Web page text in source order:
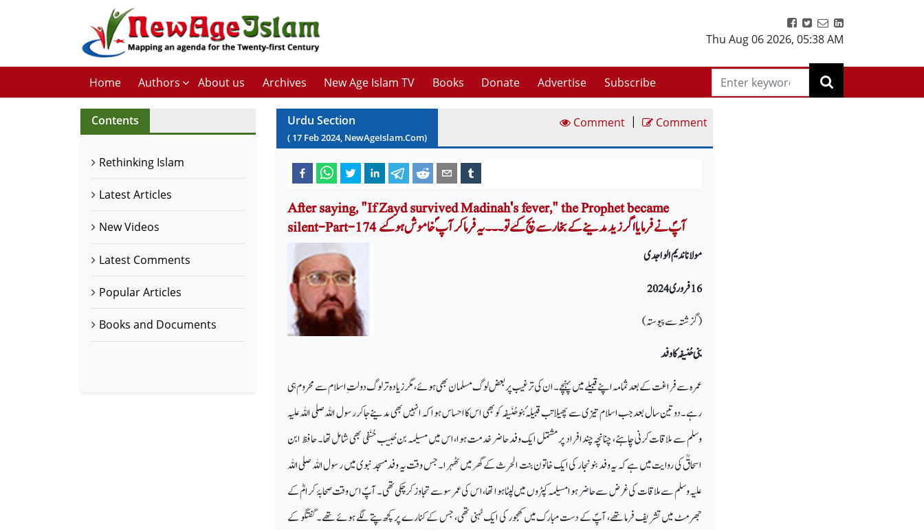
Thu Aug 06 2026, 05:38 AM
Home Authors About us Archives New Age Islam TV Books Donate Advertise Subscribe
Contents
Rethinking Islam
Latest Articles
New Videos
Latest Comments
Popular Articles
Books and Documents
Urdu Section
( 17 Feb2024, NewAgeIslam.Com)
Comment | Comment
After saying, "If Zayd survived Madinah's fever," the Prophet became
silent-Part-174 آپؐ نے فرمایا اگر زید مدینے کے بخار سے بچ گئےتو۔۔۔ یہ فرما کر آپ ؐخاموش ہوگئے
مولانا ندیم الواجدی
16 فروری 2024
(گزشتہ سے پیوستہ)
بنی حُنیفہ کا وفد
عمرہ سے فراغت کے بعد ثمامہ اپنے قبیلے میں پہنچے۔ ان کی ترغیب پر بعض لوگ مسلمان بھی ہوئے، مگر زیادہ تر لوگ دولت ِ اسلام سے محروم ہی
رہے۔ دو تین سال بعد جب اسلام تیزی سے پھیلا تب قبیلہ ٔ بنوحُنَیفہ کو بھی اس کا احساس ہوا کہ انہیں بھی مدینے جاکر رسول اللہ صلی اللہ علیہ
وسلم سے ملاقات کرنی چاہئے، چنانچہ چند افراد پر مشتمل ایک وفد حاضر خدمت ہوا، اس میں مسیلمہ بن حُبیب حُنَفی بھی شامل تھا۔ حافظ ابن
اسحاقؒ کی روایت میں ہے کہ یہ وفد بنو نجار کی ایک خاتون بنت الحرث کے گھر میں ٹھہرا۔ جس وقت یہ وفد مسجد نبوی میں رسول اللہ صلی اللہ
علیہ وسلم سے ملاقات کی غرض سے حاضر ہوا مسیلمہ کپڑوں میں لپٹاہوا تھا، اس کی عمر سو سے تجاوز کرچکی تھی۔ آپؐ اس وقت صحابۂ کرامؓ کے
جھرمٹ میں تشریف فرما تھے، آپؐ کے دست مبارک میں کھجور کی ایک ٹہنی تھی، جس کے کنارے پر کچھ پتے لگے ہوئے تھے۔ گفتگو کے